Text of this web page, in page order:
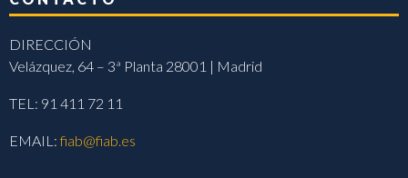
DIRECCIÓN
Velázquez, 64 – 3ª Planta 28001 | Madrid
TEL: 91 411 72 11
EMAIL:fiab@fiab.es